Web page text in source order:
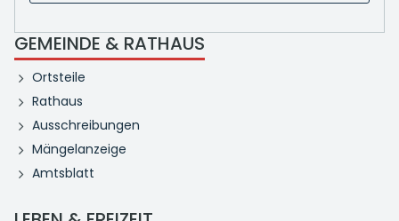
GEMEINDE & RATHAUS
Ortsteile
Rathaus
Ausschreibungen
Mängelanzeige
Amtsblatt